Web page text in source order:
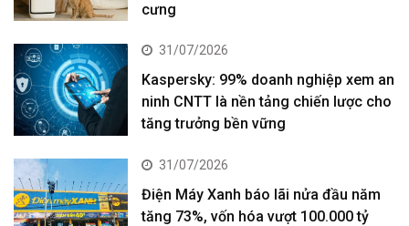
cưng
31/07/2026
Kaspersky: 99% doanh nghiệp xem an
ninh CNTT là nền tảng chiến lược cho
tăng trưởng bền vững
31/07/2026
Điện Máy Xanh báo lãi nửa đầu năm
tăng 73%, vốn hóa vượt 100.000 tỷ